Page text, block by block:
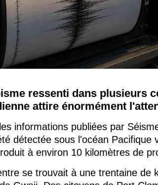
ressenti dans plusieurs
attire énormément
informations publiées par
détectée sous l'océan
à environ 10 kilomètres de
se trouvait à une trentaine de